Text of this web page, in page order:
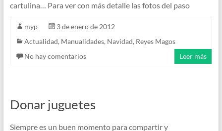
cartulina… Para ver con más detalle las fotos del paso
myp
3 de enero de 2012
Actualidad, Manualidades, Navidad, Reyes Magos
No hay comentarios
Leer más
Donar juguetes
Siempre es un buen momento para compartir y